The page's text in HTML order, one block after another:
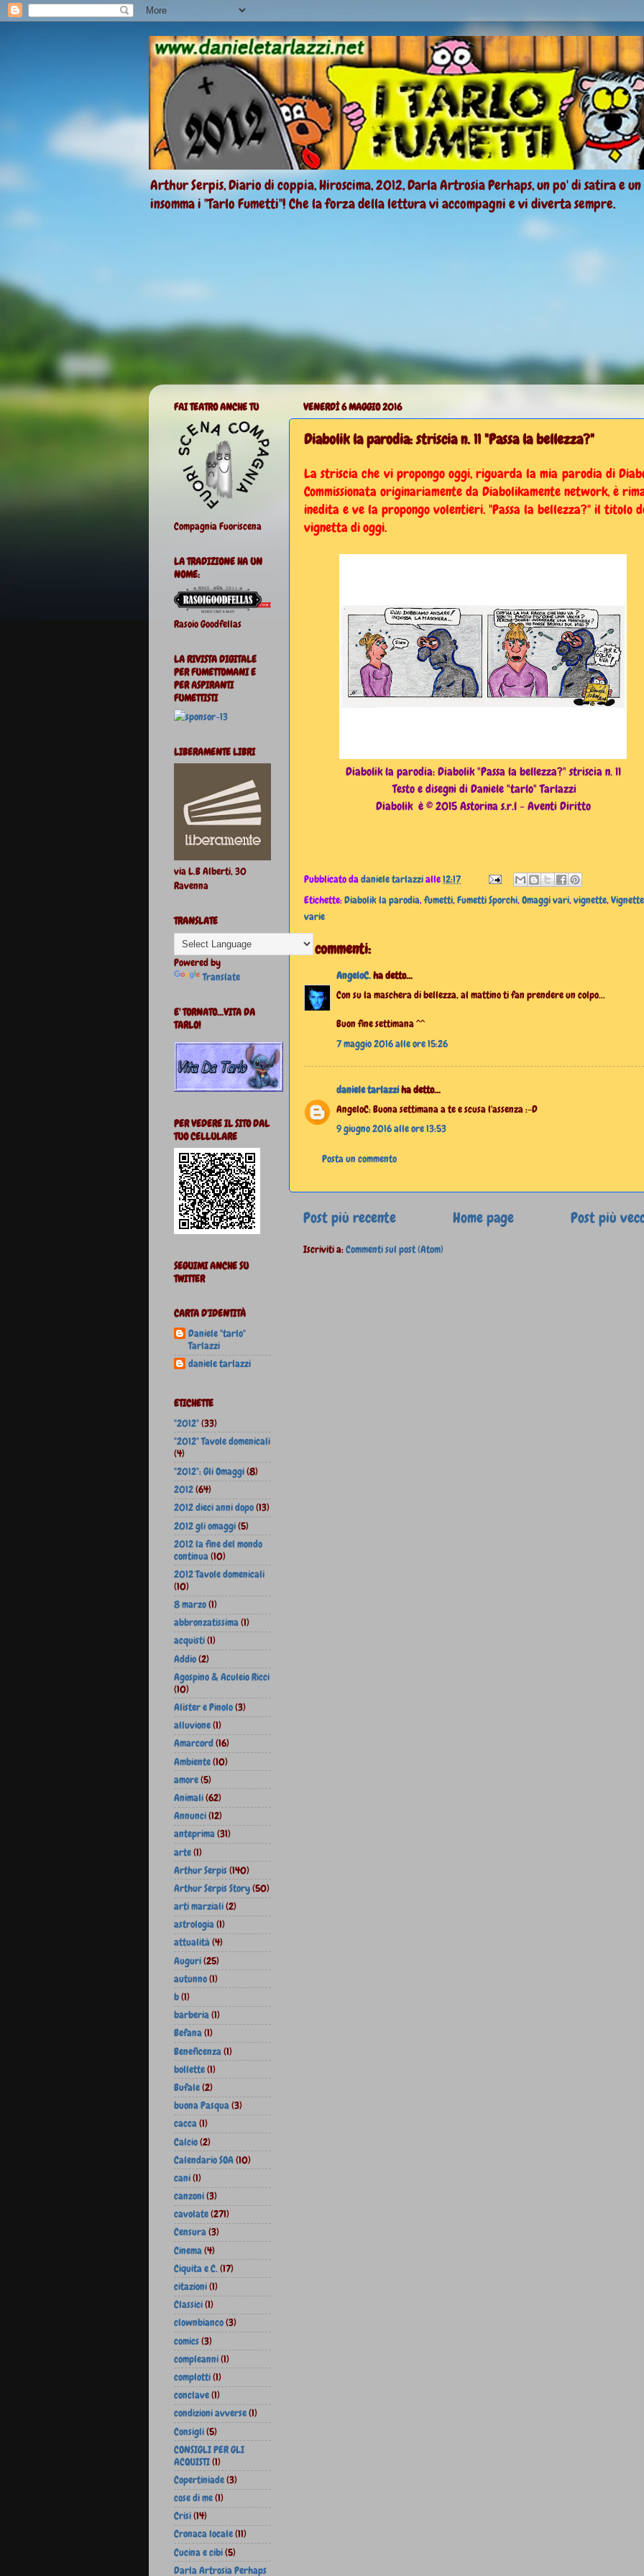
Arthur Serpis, Diario di coppia, Hiroscima, 2012, Darla Artrosia Perhaps, un po' di satira e
insomma i "Tarlo Fumetti"! Che la forza della lettura vi accompagni e vi diverta sempre.
VENERDÌ 6 MAGGIO 2016
Diabolik la parodia: striscia n. 11 "Passa la bellezza?"
La striscia che vi propongo oggi, riguarda la mia parodia di
Commissionata originariamente da Diabolikamente network, è
inedita e ve la propongo volentieri. "Passa la bellezza?" il titolo
vignetta di oggi.
Diabolik la parodia: Diabolik "Passa la bellezza?" striscia n. 11
Testo e disegni di Daniele "tarlo" Tarlazzi
Diabolik è © 2015 Astorina s.r.l - Aventi Diritto
Pubblicato dadaniele tarlazzialle12:17
Etichette:Diabolik la parodia,fumetti,Fumetti Sporchi,Omaggi vari,vignette,Vignette
varie
2 commenti:
AngeloC.ha detto...
Con su la maschera di bellezza, al mattino ti fan prendere un colpo...
Buon fine settimana ^^
7 maggio 2016 alle ore 15:26
daniele tarlazziha detto...
AngeloC: Buona settimana a te e scusa l'assenza :-D
9 giugno 2016 alle ore 13:53
Posta un commento
Post più recente Post più
Home page
Iscriviti a:Commenti sul post (Atom)
FAI TEATRO ANCHE TU
Compagnia Fuoriscena
LA TRADIZIONE HA UN
NOME:
Rasoio Goodfellas
LA RIVISTA DIGITALE
PER FUMETTOMANI E
PER ASPIRANTI
FUMETTISTI
LIBERAMENTE LIBRI
via L.B Alberti, 30
Ravenna
TRANSLATE
Powered by
Translate
E' TORNATO...VITA DA
TARLO!
PER VEDERE IL SITO DAL
TUO CELLULARE
SEGUIMI ANCHE SU
TWITTER
CARTA D'IDENTITÀ
Daniele "tarlo"
Tarlazzi
daniele tarlazzi
ETICHETTE
"2012"(33)
"2012" Tavole domenicali
(4)
"2012": Gli Omaggi(8)
2012(64)
2012 dieci anni dopo(13)
2012 gli omaggi(5)
2012 la fine del mondo
continua(10)
2012 Tavole domenicali
(10)
8 marzo(1)
abbronzatissima(1)
acquisti(1)
Addio(2)
Agospino & Aculeio Ricci
(10)
Alister e Pinolo(3)
alluvione(1)
Amarcord(16)
Ambiente(10)
amore(5)
Animali(62)
Annunci(12)
anteprima(31)
arte(1)
Arthur Serpis(140)
Arthur Serpis Story(50)
arti marziali(2)
astrologia(1)
attualità(4)
Auguri(25)
autunno(1)
b(1)
barberia(1)
Befana(1)
Beneficenza(1)
bollette(1)
Bufale(2)
buona Pasqua(3)
cacca(1)
Calcio(2)
Calendario SOA(10)
cani(1)
canzoni(3)
cavolate(271)
Censura(3)
Cinema(4)
Ciquita e C.(17)
citazioni(1)
Classici(1)
clownbianco(3)
comics(3)
compleanni(1)
complotti(1)
conclave(1)
condizioni avverse(1)
Consigli(5)
CONSIGLI PER GLI
ACQUISTI(1)
Copertiniade(3)
cose di me(1)
Crisi(14)
Cronaca locale(11)
Cucina e cibi(5)
Darla Artrosia Perhaps